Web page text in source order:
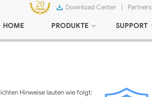
Download Center | Partners
HOME PRODUKTE SUPPORT
Hinweise lauten wie folgt: